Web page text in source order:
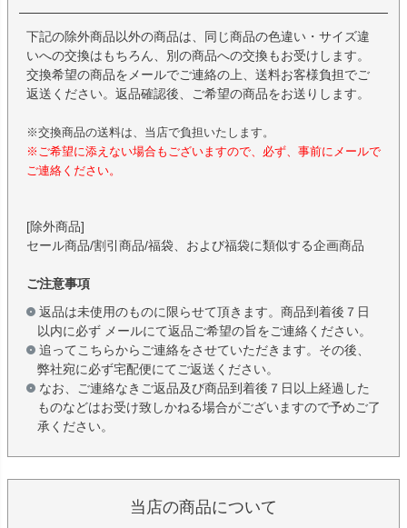
下記の除外商品以外の商品は、同じ商品の色違い・サイズ違
いへの交換はもちろん、別の商品への交換もお受けします。
交換希望の商品をメールでご連絡の上、送料お客様負担でご
返送ください。返品確認後、ご希望の商品をお送りします。
※交換商品の送料は、当店で負担いたします。
※ご希望に添えない場合もございますので、必ず、事前にメールで
ご連絡ください。
[除外商品]
セール商品/割引商品/福袋、および福袋に類似する企画商品
ご注意事項
返品は未使用のものに限らせて頂きます。商品到着後７日
以内に必ず メールにて返品ご希望の旨をご連絡ください。
追ってこちらからご連絡をさせていただきます。その後、
弊社宛に必ず宅配便にてご返送ください。
なお、ご連絡なきご返品及び商品到着後７日以上経過した
ものなどはお受け致しかねる場合がございますので予めご了
承ください。
当店の商品について